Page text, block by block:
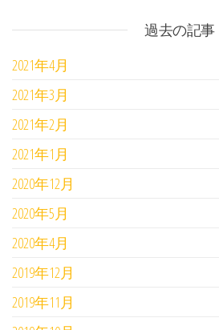
過去の記事
2021年4月
2021年3月
2021年2月
2021年1月
2020年12月
2020年5月
2020年4月
2019年12月
2019年11月